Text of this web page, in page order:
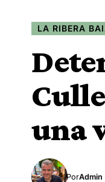
LA RIBERA
una
PorAdmin